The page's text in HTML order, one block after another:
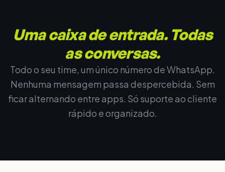
Uma caixa de entrada. Todas
as conversas.
Todo o seu time, um único número de WhatsApp.
Nenhuma mensagem passa despercebida. Sem
ficar alternando entre apps. Só suporte ao cliente
rápido e organizado.